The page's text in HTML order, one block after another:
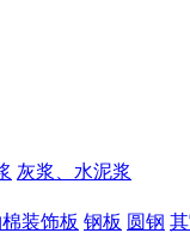
灰浆、水泥浆
装饰板 钢板 圆钢